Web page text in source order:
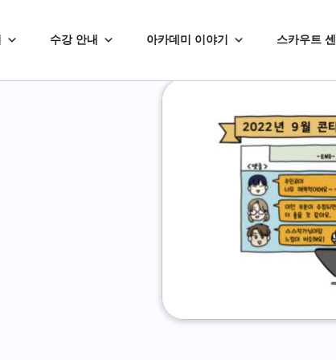
수강 안내 아카데미 이야기 스카우트